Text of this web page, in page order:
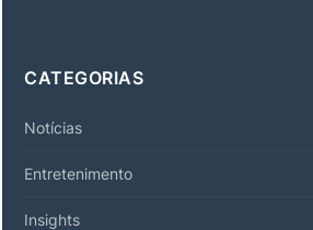
CATEGORIAS
Notícias
Entretenimento
Insights